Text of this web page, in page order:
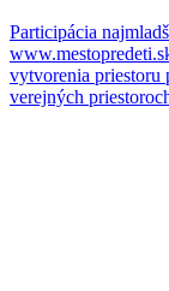
Participácia
vytvorenia priestoru
verejných